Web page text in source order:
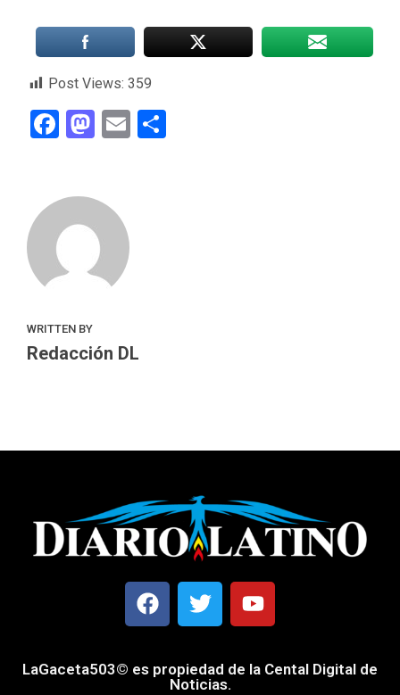
Post Views: 359
Facebook
Mastodon
Email
WRITTEN BY
Redacción DL
LaGaceta503© es propiedad de la Cental Digital de
Noticias.